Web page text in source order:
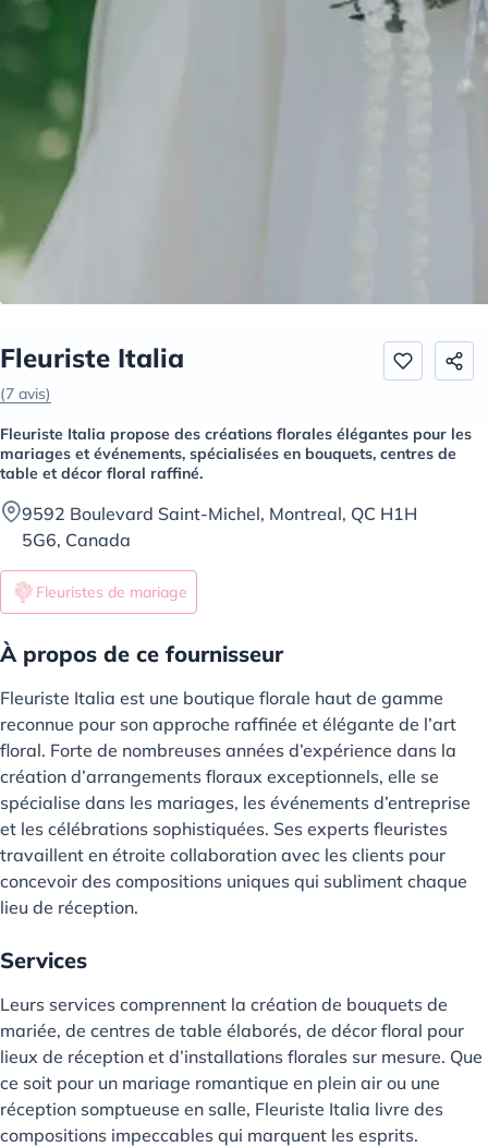
Fleuriste Italia
(7 avis)
Fleuriste Italia propose des créations florales élégantes pour les
mariages et événements, spécialisées en bouquets, centres de
table et décor floral raffiné.
9592 Boulevard Saint-Michel, Montreal, QC H1H
5G6, Canada
Fleuristes de mariage
À propos de ce fournisseur
Fleuriste Italia est une boutique florale haut de gamme
reconnue pour son approche raffinée et élégante de l’art
floral. Forte de nombreuses années d’expérience dans la
création d’arrangements floraux exceptionnels, elle se
spécialise dans les mariages, les événements d’entreprise
et les célébrations sophistiquées. Ses experts fleuristes
travaillent en étroite collaboration avec les clients pour
concevoir des compositions uniques qui subliment chaque
lieu de réception.
Services
Leurs services comprennent la création de bouquets de
mariée, de centres de table élaborés, de décor floral pour
lieux de réception et d’installations florales sur mesure. Que
ce soit pour un mariage romantique en plein air ou une
réception somptueuse en salle, Fleuriste Italia livre des
compositions impeccables qui marquent les esprits.